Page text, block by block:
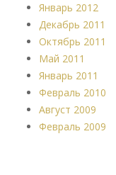
Январь 2012
Декабрь 2011
Октябрь 2011
Май 2011
Январь 2011
Февраль 2010
Август 2009
Февраль 2009